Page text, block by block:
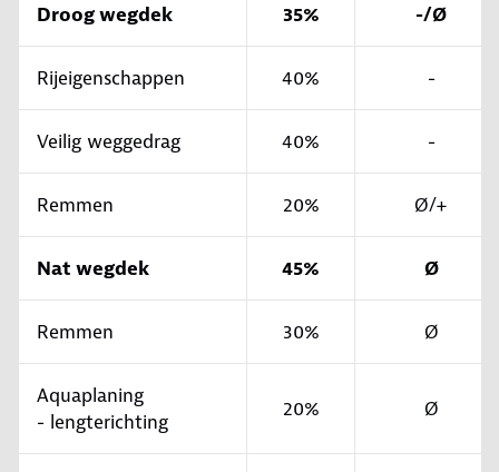
Droog wegdek 35% -/Ø
Rijeigenschappen 40% -
Veilig weggedrag 40% -
Remmen 20% Ø/+
Nat wegdek 45% Ø
Remmen 30% Ø
Aquaplaning
- lengterichting
20% Ø